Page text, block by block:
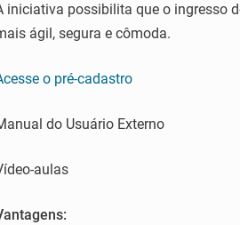
iniciativa possibilita que o ingresso
ágil, segura e cômoda.
o pré-cadastro
do Usuário Externo
aulas